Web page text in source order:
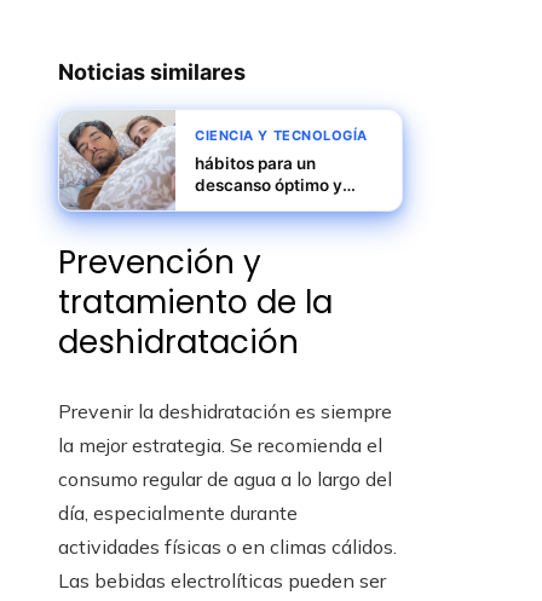
Noticias similares
CIENCIA Y TECNOLOGÍA
hábitos para un
descanso óptimo y
control de síntomas en
lupus
Prevención y
tratamiento de la
deshidratación
Prevenir la deshidratación es siempre
la mejor estrategia. Se recomienda el
consumo regular de agua a lo largo del
día, especialmente durante
actividades físicas o en climas cálidos.
Las bebidas electrolíticas pueden ser